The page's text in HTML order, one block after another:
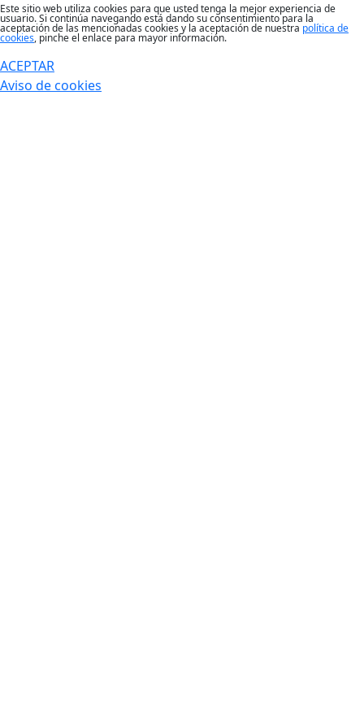
Este sitio web utiliza cookies para que usted tenga la mejor experiencia de
usuario. Si continúa navegando está dando su consentimiento para la
aceptación de las mencionadas cookies y la aceptación de nuestra política de
cookies, pinche el enlace para mayor información.
ACEPTAR
Aviso de cookies